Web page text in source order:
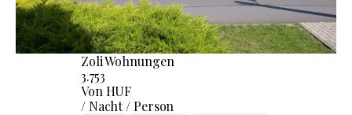
Zoli Wohnungen
3.753
Von HUF
/ Nacht / Person